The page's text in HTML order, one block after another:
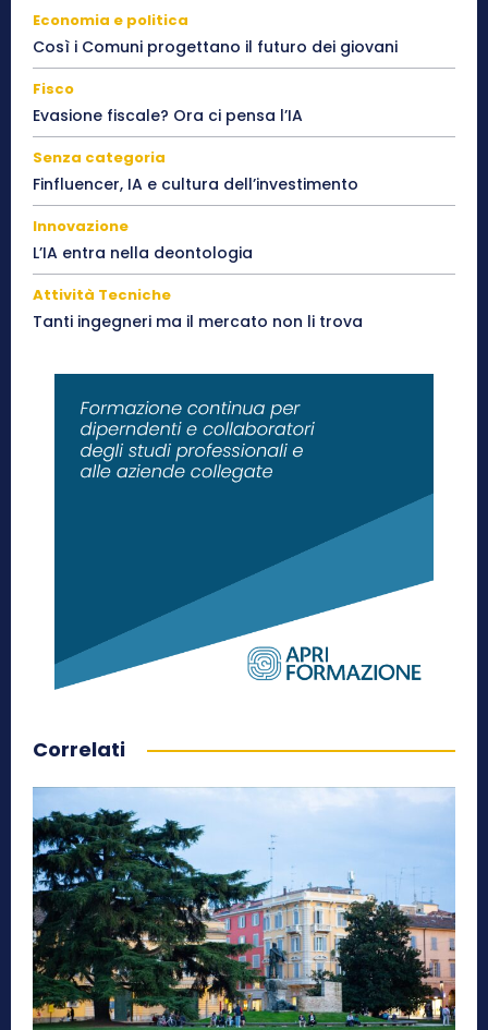
Economia e politica
Così i Comuni progettano il futuro dei giovani
Fisco
Evasione fiscale? Ora ci pensa l’IA
Senza categoria
Finfluencer, IA e cultura dell’investimento
Innovazione
L’IA entra nella deontologia
Attività Tecniche
Tanti ingegneri ma il mercato non li trova
Correlati